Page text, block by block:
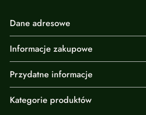
Dane adresowe
Informacje zakupowe
Przydatne informacje
Kategorie produktów